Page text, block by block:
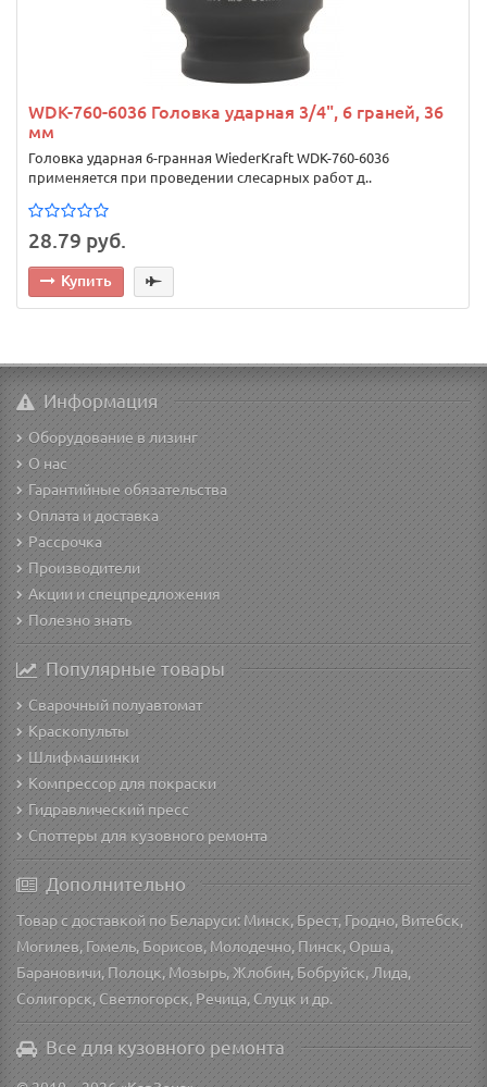
WDK-760-6036 Головка ударная 3/4", 6 граней, 36
мм
Головка ударная 6-гранная WiederKraft WDK-760-6036
применяется при проведении слесарных работ д..
28.79 руб.
Купить
Информация
Оборудование в лизинг
О нас
Гарантийные обязательства
Оплата и доставка
Рассрочка
Производители
Акции и спецпредложения
Полезно знать
Популярные товары
Сварочный полуавтомат
Краскопульты
Шлифмашинки
Компрессор для покраски
Гидравлический пресс
Споттеры для кузовного ремонта
Дополнительно
Товар с доставкой по Беларуси: Минск, Брест, Гродно, Витебск,
Могилев, Гомель, Борисов, Молодечно, Пинск, Орша,
Барановичи, Полоцк, Мозырь, Жлобин, Бобруйск, Лида,
Солигорск, Светлогорск, Речица, Слуцк и др.
Все для кузовного ремонта